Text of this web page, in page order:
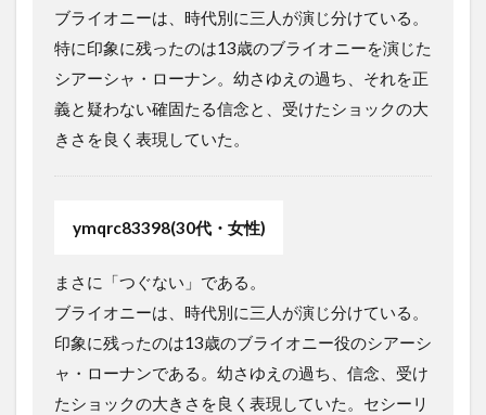
ブライオニーは、時代別に三人が演じ分けている。
特に印象に残ったのは13歳のブライオニーを演じた
シアーシャ・ローナン。幼さゆえの過ち、それを正
義と疑わない確固たる信念と、受けたショックの大
きさを良く表現していた。
ymqrc83398(30代・女性)
まさに「つぐない」である。
ブライオニーは、時代別に三人が演じ分けている。
印象に残ったのは13歳のブライオニー役のシアーシ
ャ・ローナンである。幼さゆえの過ち、信念、受け
たショックの大きさを良く表現していた。セシーリ